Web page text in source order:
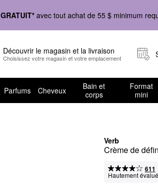
GRATUIT* avec tout achat de 55 $ minimum
Découvrir le magasin et la livraison
Choisissez votre magasin et votre emplacement
Parfums Cheveux
Bain et
corps
Format
mini
Verb
Crème de
611
Hautement